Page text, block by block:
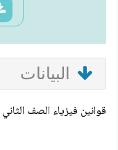
البيانات
قوانين فيزياء الصف